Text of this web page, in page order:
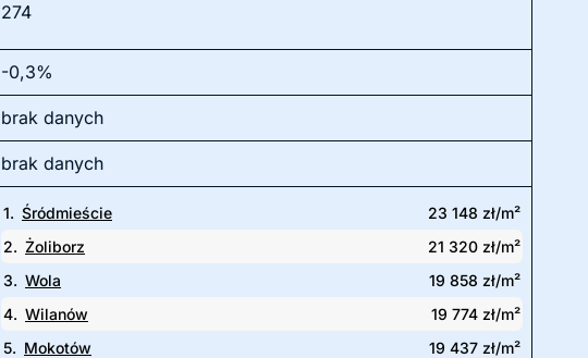
274
-0,3%
brak danych
brak danych
1. Śródmieście
23 148 zł/m²
2. Żoliborz
21 320 zł/m²
3. Wola
19 858 zł/m²
4. Wilanów
19 774 zł/m²
5. Mokotów
19 437 zł/m²